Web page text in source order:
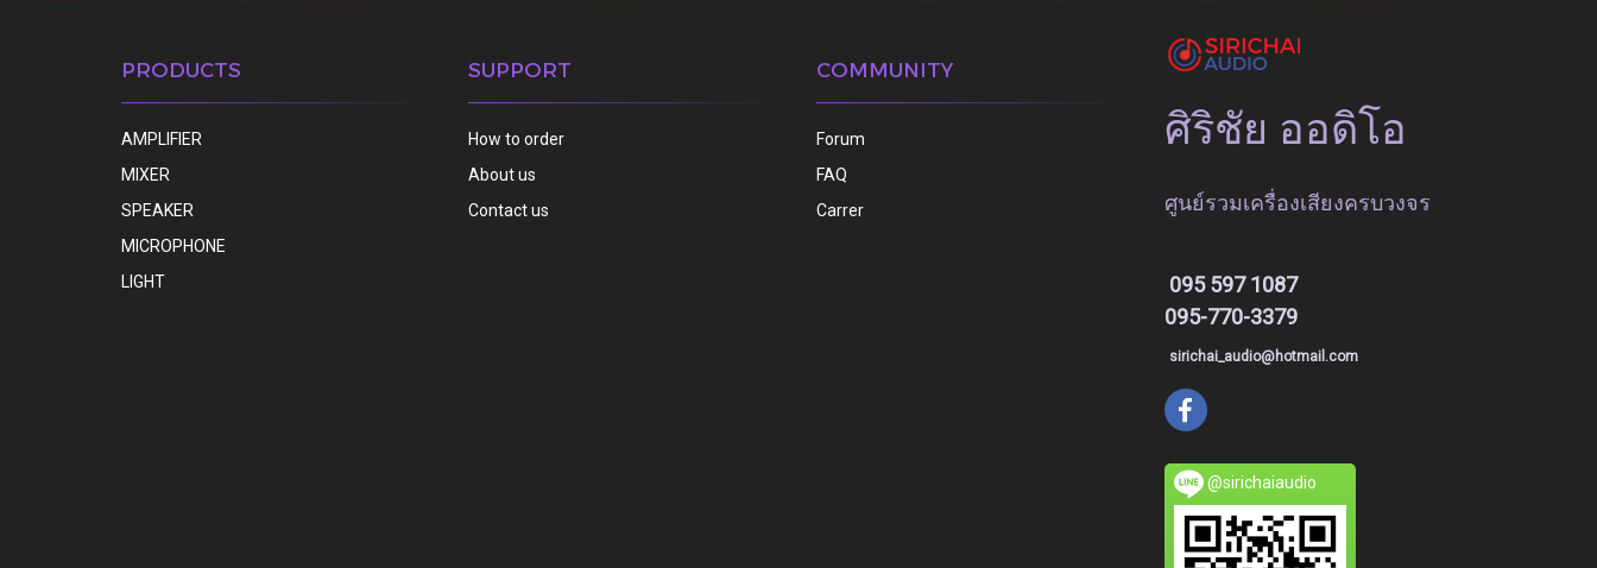
PRODUCTS
AMPLIFIER
MIXER
SPEAKER
MICROPHONE
LIGHT
SUPPORT
How to order
About us
Contact us
COMMUNITY
Forum
FAQ
Carrer
ศิริชัย ออดิโอ
ศูนย์รวมเครื่องเสียงครบวงจร
095 597 1087
095-770-3379
sirichai_audio@hotmail.com
@sirichaiaudio